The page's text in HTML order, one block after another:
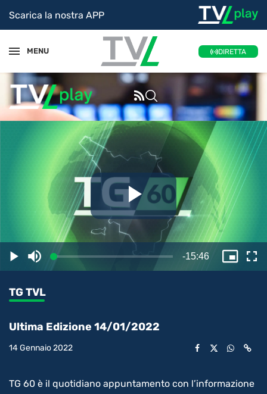
Scarica la nostra APP
MENU DIRETTA
il
PlayDisattiva
l’audio
Caricato:
0.50%
Tempo
-15:46
in-
TG TVL
Ultima Edizione 14/01/2022
14 Gennaio 2022
TG 60 è il quotidiano appuntamento con l’informazione